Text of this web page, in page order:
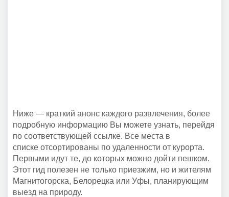
Ниже — краткий анонс каждого развлечения, более
подробную информацию Вы можете узнать, перейдя
по соответствующей ссылке. Все места в
списке отсортированы по удаленности от курорта.
Первыми идут те, до которых можно дойти пешком.
Этот гид полезен не только приезжим, но и жителям
Магнитогорска, Белорецка или Уфы, планирующим
выезд на природу.